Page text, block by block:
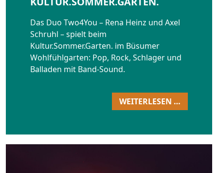
Das Duo Two4You – Rena Heinz und Axel
Schruhl – spielt beim
Kultur.Sommer.Garten. im Büsumer
Wohlfühlgarten: Pop, Rock, Schlager und
Balladen mit Band-Sound.
WEITERLESEN …